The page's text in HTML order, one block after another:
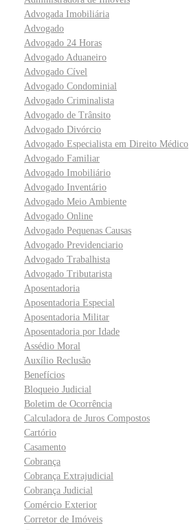
Advogada Imobiliária
Advogado
Advogado 24 Horas
Advogado Aduaneiro
Advogado Cível
Advogado Condominial
Advogado Criminalista
Advogado de Trânsito
Advogado Divórcio
Advogado Especialista em Direito Médico
Advogado Familiar
Advogado Imobiliário
Advogado Inventário
Advogado Meio Ambiente
Advogado Online
Advogado Pequenas Causas
Advogado Previdenciario
Advogado Trabalhista
Advogado Tributarista
Aposentadoria
Aposentadoria Especial
Aposentadoria Militar
Aposentadoria por Idade
Assédio Moral
Auxílio Reclusão
Benefícios
Bloqueio Judicial
Boletim de Ocorrência
Calculadora de Juros Compostos
Cartório
Casamento
Cobrança
Cobrança Extrajudicial
Cobrança Judicial
Comércio Exterior
Corretor de Imóveis